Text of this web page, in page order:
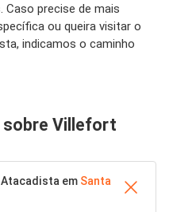
precise de mais
ou queira visitar o
indicamos o caminho
Villefort
em Santa